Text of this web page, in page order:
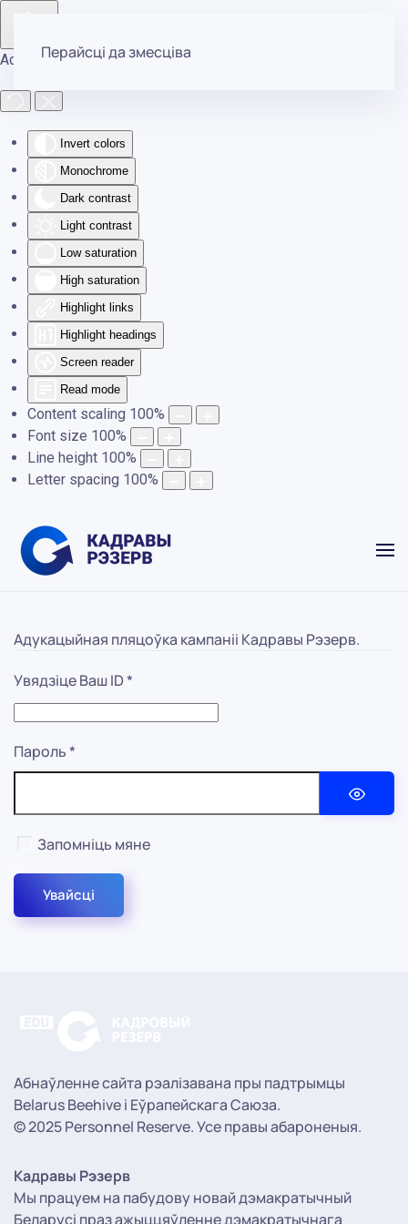
Accessibility Tools
Invert colors
Monochrome
Dark contrast
Light contrast
Low saturation
High saturation
Highlight links
Highlight headings
Screen reader
Read mode
Content scaling 100%
Font size 100%
Line height 100%
Letter spacing 100%
Перайсці да змесціва
Адукацыйная пляцоўка кампаніі Кадравы Рэзерв.
Увядзіце Ваш ID*
Пароль*
Запомніць мяне
Увайсці
Абнаўленне сайта рэалізавана пры падтрымцы
Belarus Beehive і Еўрапейскага Саюза.
© 2025 Personnel Reserve. Усе правы абароненыя.
Кадравы Рэзерв
Мы працуем на пабудову новай дэмакратычный
Беларусі праз ажыццяўленне дэмакратычнага